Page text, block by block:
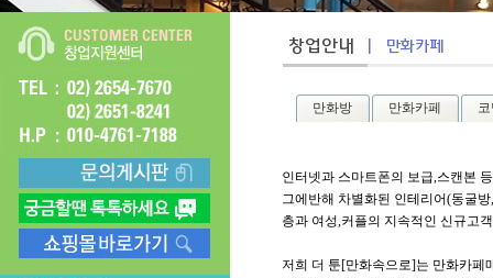
만화방 만화카페
인터넷과 스마트폰의 보급,스캔본
그에반해 차별화된 인테리어(동굴
층과 여성,커플의 지속적인 신규고
저희 더 툰[만화속으로]는 만화카페